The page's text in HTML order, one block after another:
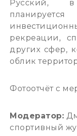
Русский,
рекреации,
других сфер,
облик
Фотоотчёт с
Модератор:
спортивный